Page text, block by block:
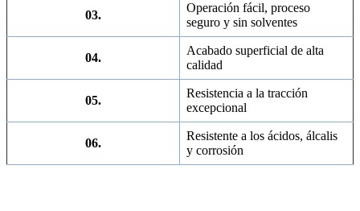
03.
Operación fácil, proceso
seguro y sin solventes
04.
Acabado superficial de alta
calidad
05.
Resistencia a la tracción
excepcional
06.
Resistente a los ácidos, álcalis
y corrosión